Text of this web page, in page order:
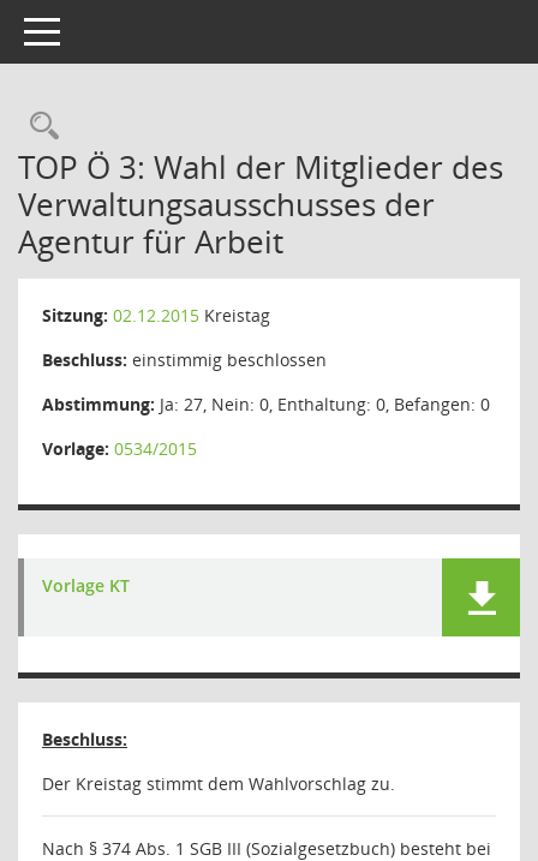
Toggle navigation
Rechercheauswahl
TOP Ö 3: Wahl der Mitglieder des
Verwaltungsausschusses der
Agentur für Arbeit
Sitzung: 02.12.2015 Kreistag
Beschluss: einstimmig beschlossen
Abstimmung: Ja: 27, Nein: 0, Enthaltung: 0, Befangen: 0
Vorlage: 0534/2015
Vorlage KT
Beschluss:
Der Kreistag stimmt dem Wahlvorschlag zu.
Nach § 374 Abs. 1 SGB III (Sozialgesetzbuch) besteht bei